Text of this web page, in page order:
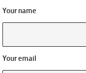
Your name
Your email